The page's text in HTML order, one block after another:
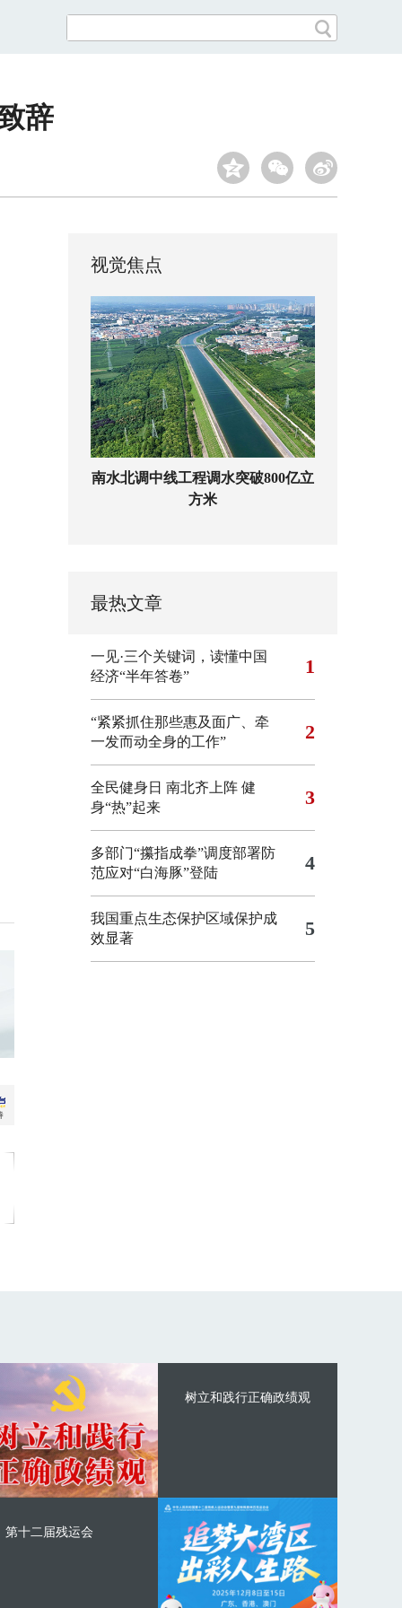
辞
视觉焦点
南水北调中线工程调水突破800亿立
方米
最热文章
一见·三个关键词，读懂中国
经济“半年答卷”
1
“紧紧抓住那些惠及面广、牵
一发而动全身的工作”
2
全民健身日 南北齐上阵 健
身“热”起来
3
多部门“攥指成拳”调度部署防
范应对“白海豚”登陆
4
我国重点生态保护区域保护成
效显著
5
树立和践行正确政绩观
第十二届残运会